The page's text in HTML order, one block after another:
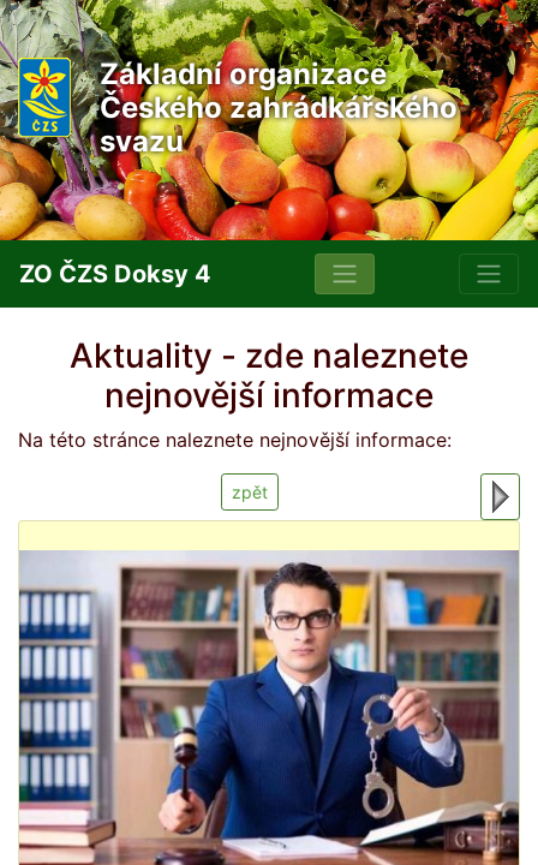
Základní organizace
Českého zahrádkářského
svazu
ZO ČZS Doksy 4
Aktuality - zde naleznete
nejnovější informace
Na této stránce naleznete nejnovější informace:
zpět